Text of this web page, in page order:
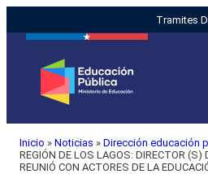
Tramites
Inicio » Noticias » Dirección educación
REGIÓN DE LOS LAGOS: DIRECTOR (S)
REUNIÓ CON ACTORES DE LA